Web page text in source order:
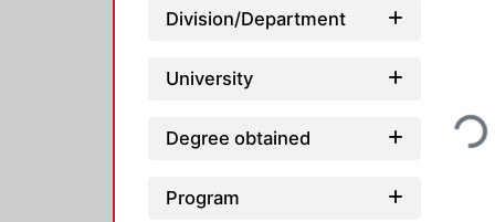
Division/Department
University
Degree obtained
Program
Loading...